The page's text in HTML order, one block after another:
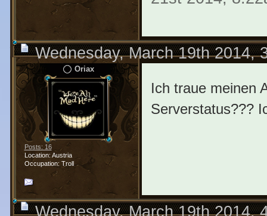
Wednesday, March 19th 2014,
Oriax
Posts: 16
Location: Austria
Occupation: Troll
Ich traue meinen
Serverstatus???
Wednesday, March 19th 2014,